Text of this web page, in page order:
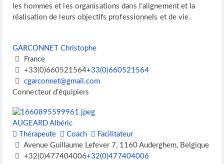
les hommes et les organisations dans l’alignement et la
réalisation de leurs objectifs professionnels et de vie.
GARCONNET Christophe
France
+33(0)660521564+33(0)660521564
cgarconnet@gmail.com
Connecteur d’équipiers
AUGEARD Albéric
Thérapeute
Coach
Facilitateur
Avenue Guillaume Lefever 7, 1160 Auderghem, Belgique
+32(0)477404006+32(0)477404006